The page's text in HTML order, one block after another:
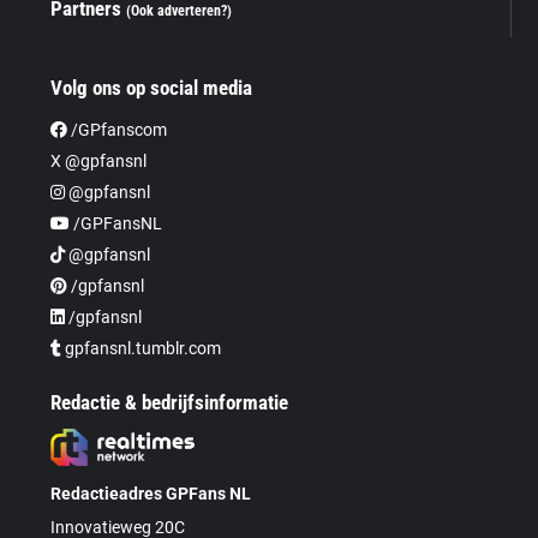
Partners(Ook adverteren?)
Volg ons op social media
/GPfanscom
X @gpfansnl
@gpfansnl
/GPFansNL
@gpfansnl
/gpfansnl
/gpfansnl
gpfansnl.tumblr.com
Redactie & bedrijfsinformatie
Redactieadres GPFans NL
Innovatieweg 20C